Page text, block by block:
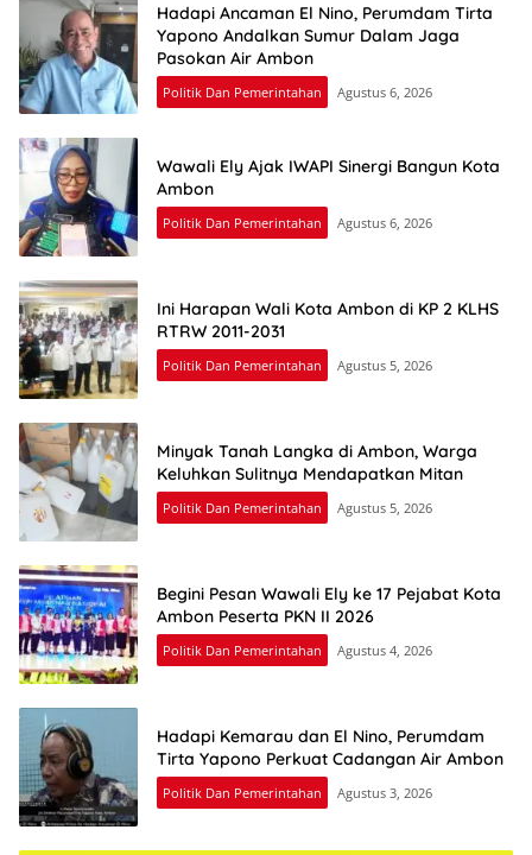
Hadapi Ancaman El Nino, Perumdam Tirta
Yapono Andalkan Sumur Dalam Jaga
Pasokan Air Ambon
Politik Dan Pemerintahan Agustus 6, 2026
Wawali Ely Ajak IWAPI Sinergi Bangun Kota
Ambon
Politik Dan Pemerintahan Agustus 6, 2026
Ini Harapan Wali Kota Ambon di KP 2 KLHS
RTRW 2011-2031
Politik Dan Pemerintahan Agustus 5, 2026
Minyak Tanah Langka di Ambon, Warga
Keluhkan Sulitnya Mendapatkan Mitan
Politik Dan Pemerintahan Agustus 5, 2026
Begini Pesan Wawali Ely ke 17 Pejabat Kota
Ambon Peserta PKN II 2026
Politik Dan Pemerintahan Agustus 4, 2026
Hadapi Kemarau dan El Nino, Perumdam
Tirta Yapono Perkuat Cadangan Air Ambon
Politik Dan Pemerintahan Agustus 3, 2026